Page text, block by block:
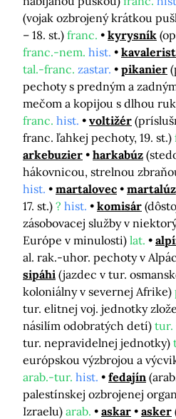
(vojak ozbrojený krátkou
– 18. st.) franc. kyrysník
franc.-nem. hist.
tal.-franc. zastar. pikanier
pechoty s predným a
mečom a kopijou s dlhou
franc. hist. voltižér
franc. ľahkej pechoty, 19. st.)
arkebuzier
harkabúz
hákovnicou, strelnou
hist.
martalovec martalúz
17. st.) ? hist. komisár
zásobovacej služby v
Európe v minulosti) lat.
al. rak.-uhor. pechoty v
sipáhi (jazdec v tur.
koloniálny v severnej Afrike)
tur. elitnej voj. jednotky
násilím odobratých detí) tur.
tur. nepravidelnej jednotky)
európskou výzbrojou a
arab.-tur. hist. fedajín
palestínskej ozbrojenej
Izraelu) arab. askar asker